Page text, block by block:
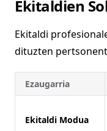
Ekitaldien
Ekitaldi
dituzten
Ezaugarria
Ekitaldi Modua